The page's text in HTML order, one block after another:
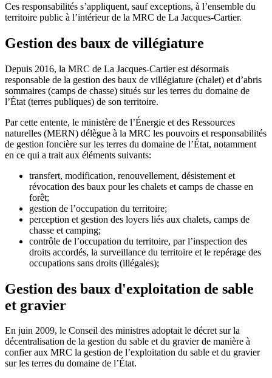
Ces responsabilités s’appliquent, sauf exceptions, à l’ensemble du
territoire public à l’intérieur de la MRC de La Jacques-Cartier.
Gestion des baux de villégiature
Depuis 2016, la MRC de La Jacques-Cartier est désormais
responsable de la gestion des baux de villégiature (chalet) et d’abris
sommaires (camps de chasse) situés sur les terres du domaine de
l’État (terres publiques) de son territoire.
Par cette entente, le ministère de l’Énergie et des Ressources
naturelles (MERN) délègue à la MRC les pouvoirs et responsabilités
de gestion foncière sur les terres du domaine de l’État, notamment
en ce qui a trait aux éléments suivants:
transfert, modification, renouvellement, désistement et
révocation des baux pour les chalets et camps de chasse en
forêt;
gestion de l’occupation du territoire;
perception et gestion des loyers liés aux chalets, camps de
chasse et camping;
contrôle de l’occupation du territoire, par l’inspection des
droits accordés, la surveillance du territoire et le repérage des
occupations sans droits (illégales);
Gestion des baux d'exploitation de sable
et gravier
En juin 2009, le Conseil des ministres adoptait le décret sur la
décentralisation de la gestion du sable et du gravier de manière à
confier aux MRC la gestion de l’exploitation du sable et du gravier
sur les terres du domaine de l’État.